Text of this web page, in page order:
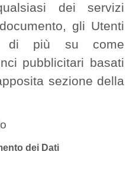
dei servizi
gli Utenti
di più su come
pubblicitari basati
sezione della
dei Dati